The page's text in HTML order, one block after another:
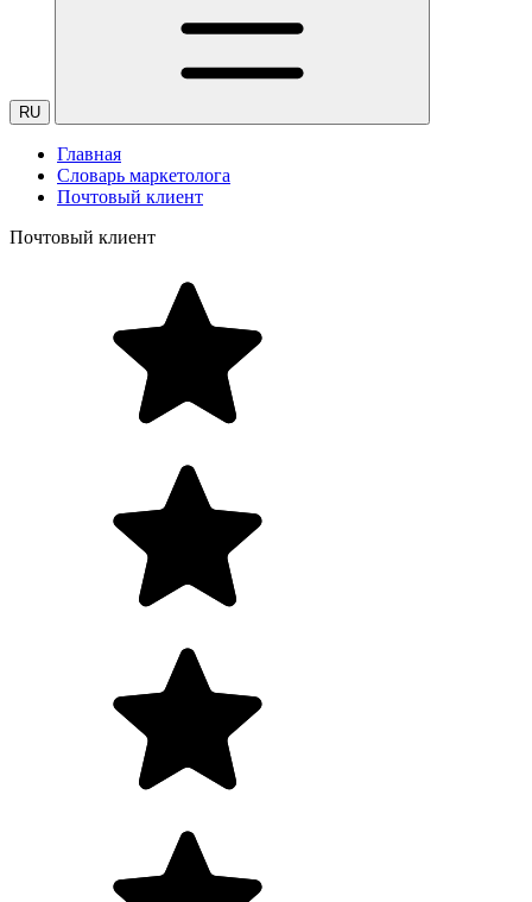
RU
Главная
Словарь маркетолога
Почтовый клиент
Почтовый клиент